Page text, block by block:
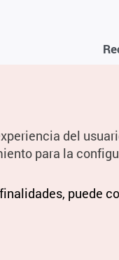
del
para la
puede